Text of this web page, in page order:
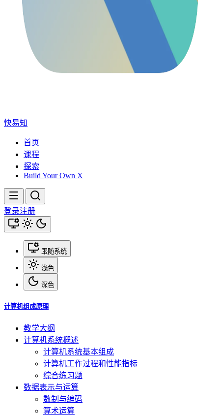
快易知
首页
课程
探索
Build Your Own X
登录注册
跟随系统
浅色
深色
计算机组成原理
教学大纲
计算机系统概述
计算机系统基本组成
计算机工作过程和性能指标
综合练习题
数据表示与运算
数制与编码
算术运算